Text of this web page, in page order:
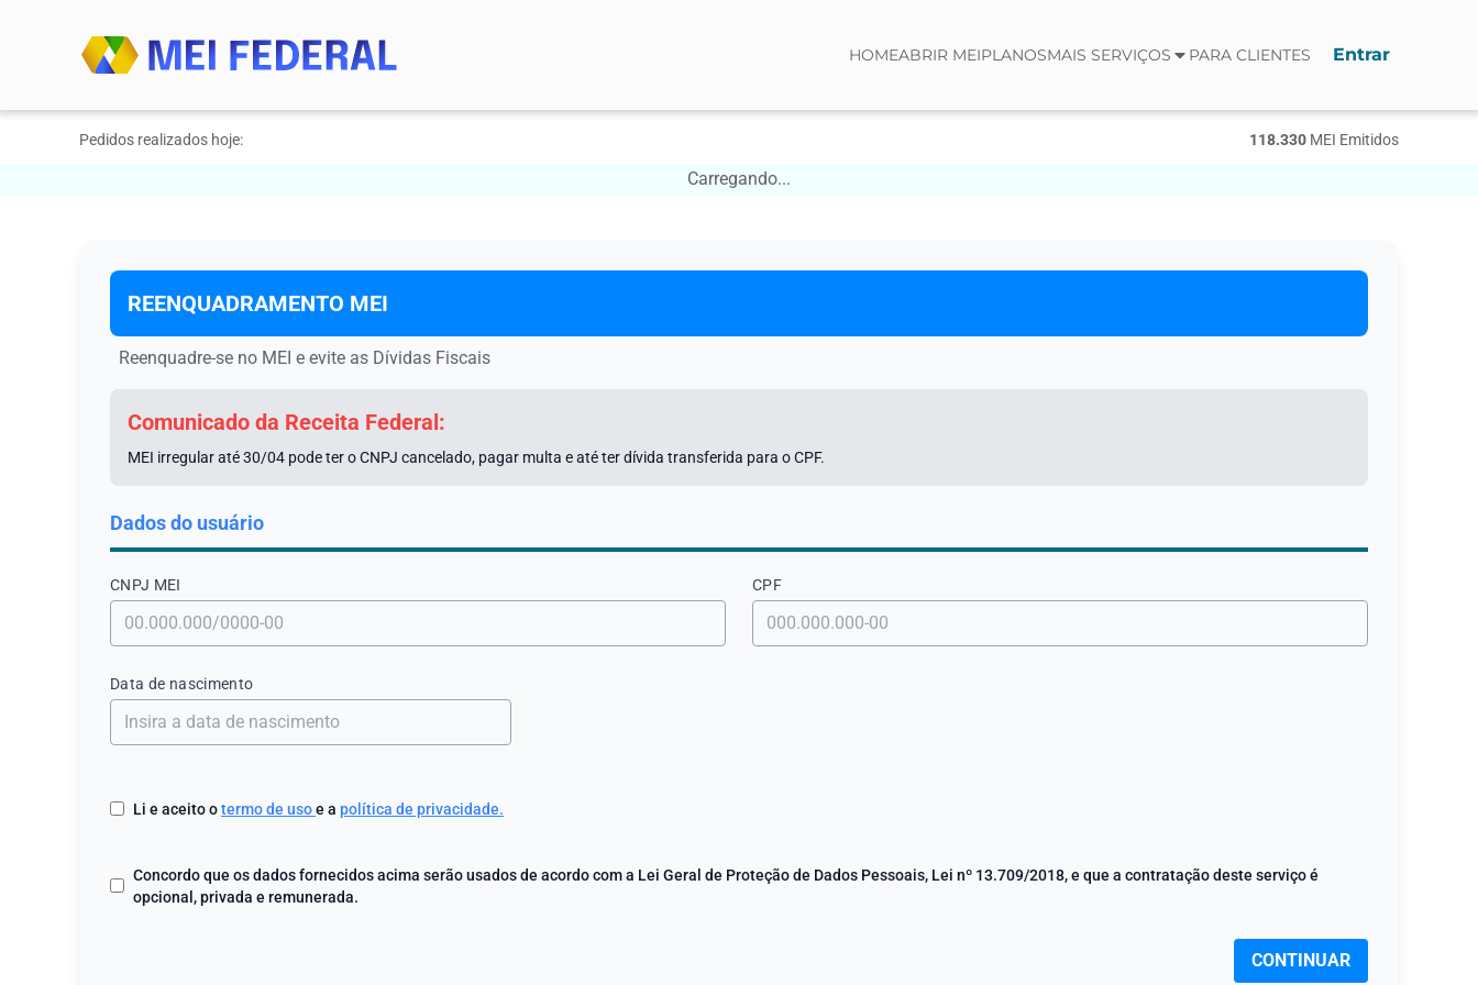
HOMEABRIR MEIPLANOSMAIS SERVIÇOS PARA CLIENTES Entrar
Pedidos realizados hoje: 118.330 МЕI Emitidos
Carregando...
REENQUADRAMENTO МЕI
Reenquadre-se no МЕI e evite as Dívidas Fiscais
Comunicado da Receita Federal:
MEI irregular até 30/04 pode ter o CNPJ cancelado, pagar multa e até ter dívida transferida para o CPF.
Dados do usuário
CNPJ МЕI CPF
Data de nascimento
Li e aceito otermo de usoe a política de privacidade.
Concordo que os dados fornecidos acima serão usados de acordo com a Lei Geral de Proteção de Dados Pessoais, Lei nº 13.709/2018, e que a contratação deste serviço é
opcional, privada e remunerada.
CONTINUAR